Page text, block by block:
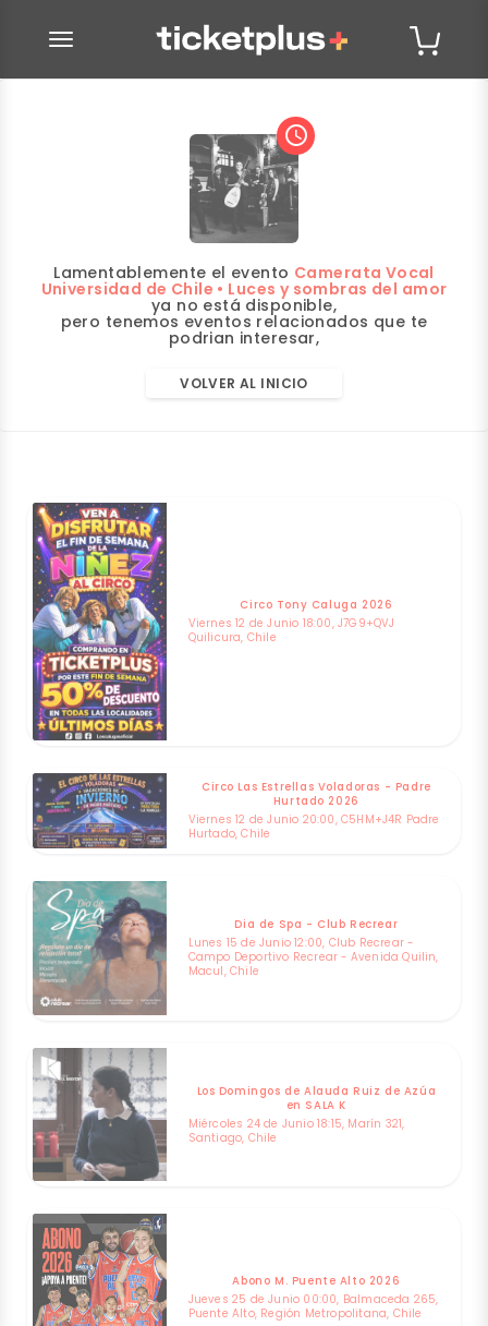
desplegar navegación
access_time
Lamentablemente el evento Camerata Vocal
Universidad de Chile • Luces y sombras del amor
ya no está disponible,
pero tenemos eventos relacionados que te
podrian interesar,
VOLVER AL INICIO
Circo Tony Caluga 2026
Viernes 12 de Junio 18:00, J7G9+QVJ
Quilicura, Chile
Circo Las Estrellas Voladoras - Padre
Hurtado 2026
Viernes 12 de Junio 20:00, C5HM+J4R Padre
Hurtado, Chile
Dia de Spa - Club Recrear
Lunes 15 de Junio 12:00, Club Recrear -
Campo Deportivo Recrear - Avenida Quilin,
Macul, Chile
Los Domingos de Alauda Ruiz de Azúa
en SALA K
Miércoles 24 de Junio 18:15, Marín 321,
Santiago, Chile
Abono M. Puente Alto 2026
Jueves 25 de Junio 00:00, Balmaceda 265,
Puente Alto, Región Metropolitana, Chile